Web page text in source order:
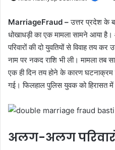
MarriageFraud –उत्तर प्रदेश के
धोखाधड़ी का एक मामला सामने आया
परिवारों की दो युवतियों से विवाह तय
नाम पर नकद राशि भी ली। मामला तब
एक ही दिन तय होने के कारण घटनाक्रम
गई। फिलहाल पुलिस युवक को हिरासत
अलग-अलग